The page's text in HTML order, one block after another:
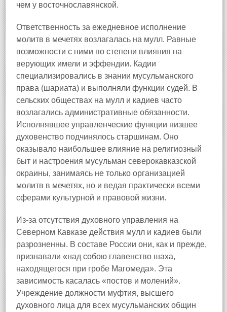
чем у восточнославянской.
Ответственность за ежедневное исполнение
молитв в мечетях возлагалась на мулл. Равные
возможности с ними по степени влияния на
верующих имели и эффендии. Кадии
специализировались в знании мусульманского
права (шариата) и выполняли функции судей. В
сельских обществах на мулл и кадиев часто
возлагались административные обязанности.
Исполнявшее управленческие функции низшее
духовенство подчинялось старшинам. Оно
оказывало наибольшее влияние на религиозный
быт и настроения мусульман северокавказской
окраины, занимаясь не только организацией
молитв в мечетях, но и ведая практически всеми
сферами культурной и правовой жизни.
Из-за отсутствия духовного управления на
Северном Кавказе действия мулл и кадиев были
разрозненны. В составе России они, как и прежде,
признавали «над собою главенство шаха,
находящегося при гробе Магомеда». Эта
зависимость касалась «постов и молений».
Учреждение должности муфтия, высшего
духовного лица для всех мусульманских общин